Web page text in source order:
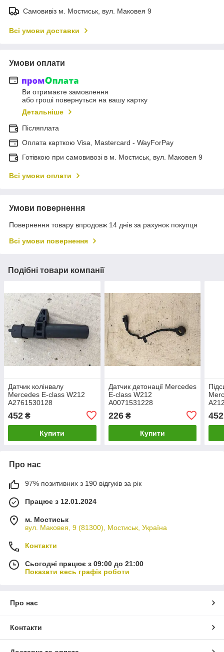
Самовивіз м. Мостиськ, вул. Маковея 9
Всі умови доставки
Умови оплати
Ви отримаєте замовлення
або гроші повернуться на вашу картку
Детальніше
Післяплата
Оплата карткою Visa, Mastercard - WayForPay
Готівкою при самовивозі в м. Мостиськ, вул. Маковея 9
Всі умови оплати
Умови повернення
Повернення товару впродовж 14 днів за рахунок покупця
Всі умови повернення
Подібні товари компанії
Датчик колінвалу
Mercedes E-class W212
A2761530128
452 ₴
Купити
Датчик детонації Mercedes
E-class W212
A0071531228
226₴
Купити
452
Про нас
97% позитивних з 190 відгуків за рік
Працює з 12.01.2024
м. Мостиськ
вул. Маковея, 9 (81300), Мостиськ, Україна
Контакти
Сьогодні працює з 09:00 до 21:00
Показати весь графік роботи
Про нас
Контакти